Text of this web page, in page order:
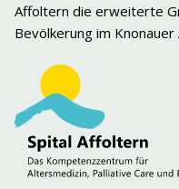
Affoltern die erweiterte
Bevölkerung im